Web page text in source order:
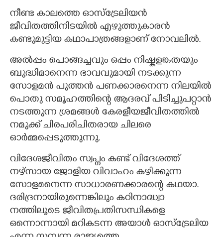
നീണ്ട കാലത്തെ ഓസ്ട്രേലിയൻ
ജീവിതത്തിനിടയിൽ എഴുത്തുകാരൻ
കണ്ടുമുട്ടിയ കഥാപാത്രങ്ങളാണ് നോവലിൽ.
അൽപ്പം പൊങ്ങച്ചവും ഒപ്പം നിഷ്കളങ്കതയും
ബുദ്ധിമാനെന്ന ഭാവവുമായി നടക്കുന്ന
സോളമൻ പുത്തൻ പണക്കാരനെന്ന നിലയിൽ
പൊതു സമൂഹത്തിന്റെ ആദരവ് പിടിച്ചുപറ്റാൻ
നടത്തുന്ന ശ്രമങ്ങൾ കേരളീയജീവിതത്തിൽ
നമുക്ക്‌ ചിരപരിചിതരായ ചിലരെ
ഓർമ്മപ്പെടുത്തുന്നു.
വിദേശജീവിതം സ്വപ്നം കണ്ട് വിദേശത്ത്
നഴ്സായ ജോളിയ വിവാഹം കഴിക്കുന്ന
സോളമനെന്ന സാധാരണക്കാരന്റെ കഥയാ.
ദരിദ്രനായിരുന്നെങ്കിലും കഠിനാദ്ധ്വാ
നത്തിലൂടെ ജീവിതപ്രതിസന്ധികളെ
ഒന്നൊന്നായി മറികടന്ന അയാൾ ഓസ്ട്രേലിയ